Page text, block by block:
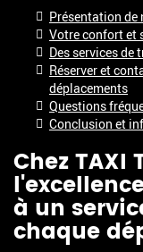
Présentation de
Votre confort et
Des services
Réserver et
déplacements
Questions
Conclusion et
Chez TAXI
à un
chaque